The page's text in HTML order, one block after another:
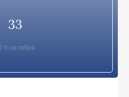
33
9 октября